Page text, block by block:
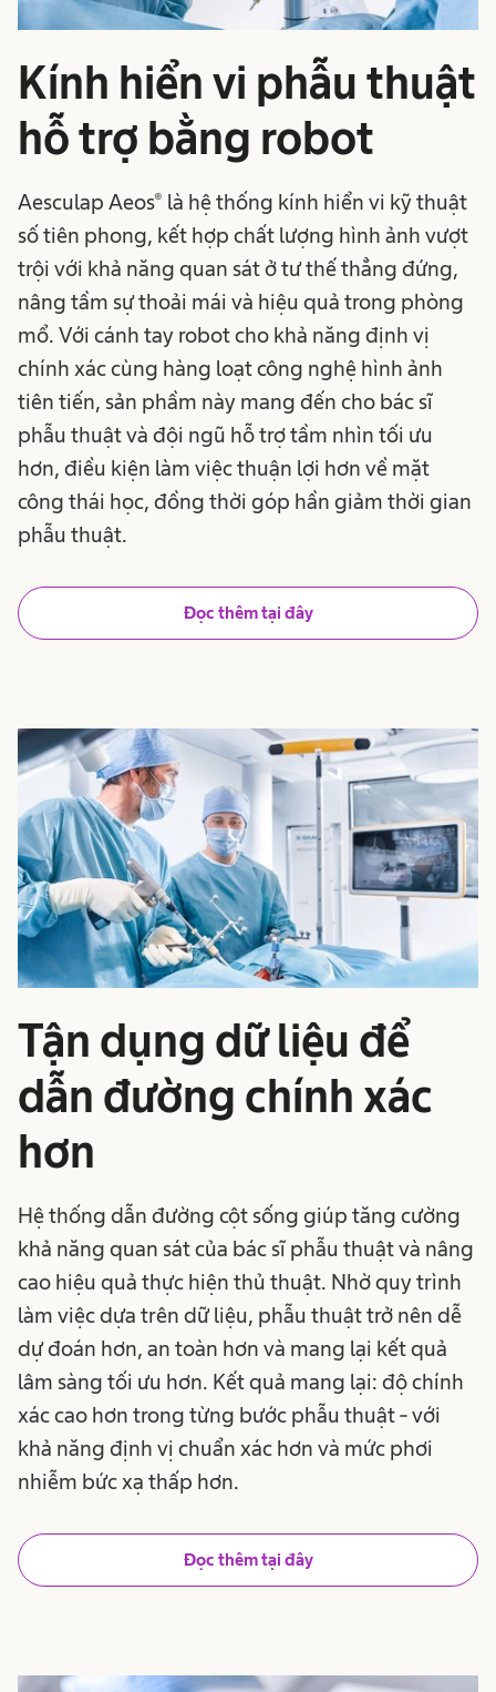
Kính hiển vi phẫu thuật
hỗ trợ bằng robot
Aesculap Aeos® là hệ thống kính hiển vi kỹ thuật
số tiên phong, kết hợp chất lượng hình ảnh vượt
trội với khả năng quan sát ở tư thế thẳng đứng,
nâng tầm sự thoải mái và hiệu quả trong phòng
mổ. Với cánh tay robot cho khả năng định vị
chính xác cùng hàng loạt công nghệ hình ảnh
tiên tiến, sản phầm này mang đến cho bác sĩ
phẫu thuật và đội ngũ hỗ trợ tầm nhìn tối ưu
hơn, điều kiện làm việc thuận lợi hơn về mặt
công thái học, đồng thời góp hần giảm thời gian
phẫu thuật.
Đọc thêm tại đây
Tận dụng dữ liệu để
dẫn đường chính xác
hơn
Hệ thống dẫn đường cột sống giúp tăng cường
khả năng quan sát của bác sĩ phẫu thuật và nâng
cao hiệu quả thực hiện thủ thuật. Nhờ quy trình
làm việc dựa trên dữ liệu, phẫu thuật trở nên dễ
dự đoán hơn, an toàn hơn và mang lại kết quả
lâm sàng tối ưu hơn. Kết quả mang lại: độ chính
xác cao hơn trong từng bước phẫu thuật - với
khả năng định vị chuẩn xác hơn và mức phơi
nhiễm bức xạ thấp hơn.
Đọc thêm tại đây